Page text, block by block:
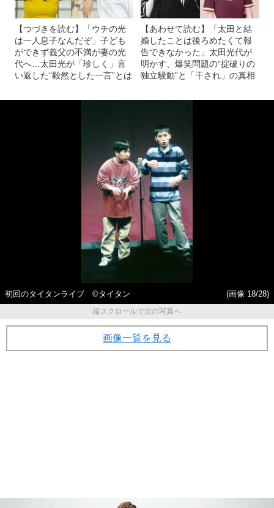
【つづきを読む】「ウチの光
は一人息子なんだぞ」子ども
ができず義父の不満が妻の光
代へ…太田光が「珍しく」言
い返した“毅然とした一言”とは
【あわせて読む】「太田と結
婚したことは後ろめたくて報
告できなかった」太田光代が
明かす、爆笑問題の“掟破りの
独立騒動”と「干され」の真相
初回のタイタンライブ ©タイタン
(画像 18/28)
縦スクロールで次の写真へ
画像一覧を見る